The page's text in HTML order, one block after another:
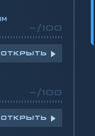
-/100
ОТКРЫТЬ
-/100
ОТКРЫТЬ